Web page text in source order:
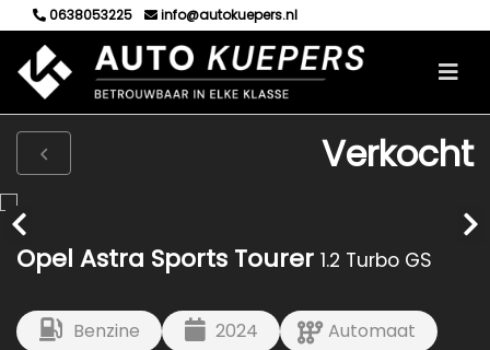
0638053225 info@autokuepers.nl
Verkocht
Opel Astra Sports Tourer 1.2 Turbo GS
Benzine 2024
Automaat